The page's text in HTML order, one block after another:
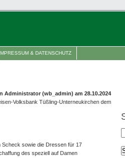
& DATENSCHUTZ
Administrator (wb_admin) am 28.10.2024
Volksbank Tüßling-Unterneukirchen dem
Scheck sowie die Dressen für 17
des speziell auf Damen